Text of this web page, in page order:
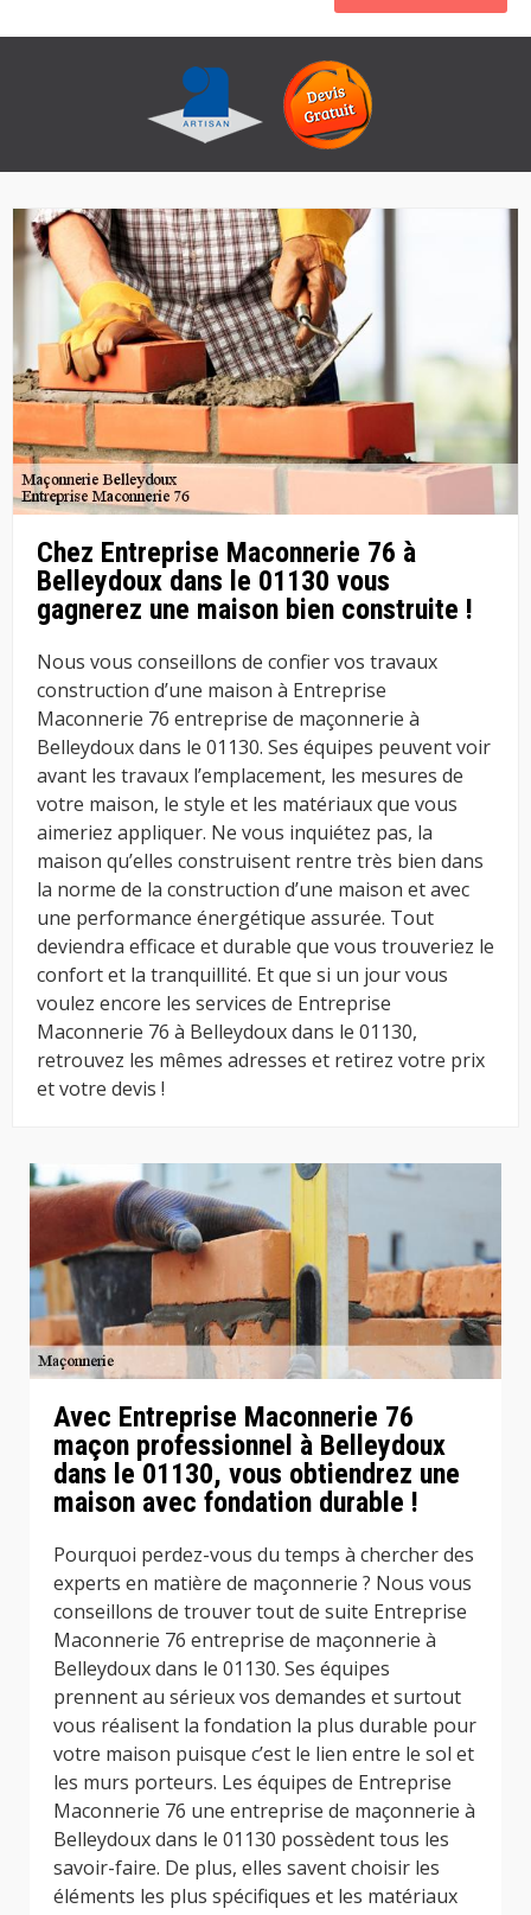
Chez Entreprise Maconnerie 76 à
Belleydoux dans le 01130 vous
gagnerez une maison bien construite !
Nous vous conseillons de confier vos travaux
construction d’une maison à Entreprise
Maconnerie 76 entreprise de maçonnerie à
Belleydoux dans le 01130. Ses équipes peuvent voir
avant les travaux l’emplacement, les mesures de
votre maison, le style et les matériaux que vous
aimeriez appliquer. Ne vous inquiétez pas, la
maison qu’elles construisent rentre très bien dans
la norme de la construction d’une maison et avec
une performance énergétique assurée. Tout
deviendra efficace et durable que vous trouveriez le
confort et la tranquillité. Et que si un jour vous
voulez encore les services de Entreprise
Maconnerie 76 à Belleydoux dans le 01130,
retrouvez les mêmes adresses et retirez votre prix
et votre devis !
Avec Entreprise Maconnerie 76
maçon professionnel à Belleydoux
dans le 01130, vous obtiendrez une
maison avec fondation durable !
Pourquoi perdez-vous du temps à chercher des
experts en matière de maçonnerie ? Nous vous
conseillons de trouver tout de suite Entreprise
Maconnerie 76 entreprise de maçonnerie à
Belleydoux dans le 01130. Ses équipes
prennent au sérieux vos demandes et surtout
vous réalisent la fondation la plus durable pour
votre maison puisque c’est le lien entre le sol et
les murs porteurs. Les équipes de Entreprise
Maconnerie 76 une entreprise de maçonnerie à
Belleydoux dans le 01130 possèdent tous les
savoir-faire. De plus, elles savent choisir les
éléments les plus spécifiques et les matériaux